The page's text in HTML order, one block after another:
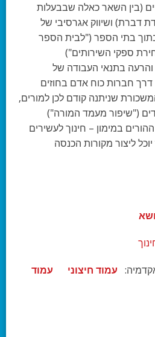
(בין השאר כאלה שבבעלות
דברת) ושיווק אגרסיבי של
בתי הספר ("לבית הספר
ספקי השירותים")
והרעה בתנאי העבודה של
חברות כוח אדם בחוזים
שניתנה קודם לכן למורים,
("שיפור מעמד המורה")
במימון – חינוך לעשירים
ליצור מקורות הכנסה
עמוד חיצוני
עמוד